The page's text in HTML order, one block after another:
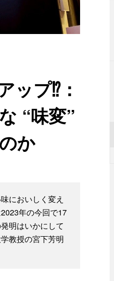
ップ⁉：
“味変”
か
においしく変え
年の今回で17
明はいかにして
教授の宮下芳明